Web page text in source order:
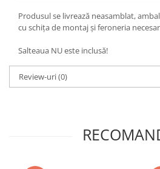
Produsul se livrează neasamblat,
cu schița de montaj și feroneria
Salteaua NU este inclusă!
Review-uri(0)